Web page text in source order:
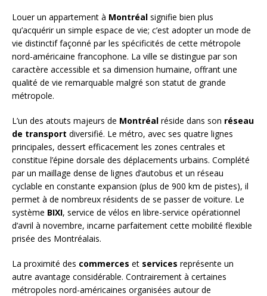
Louer un appartement à Montréal signifie bien plus
qu’acquérir un simple espace de vie; c’est adopter un mode de
vie distinctif façonné par les spécificités de cette métropole
nord-américaine francophone. La ville se distingue par son
caractère accessible et sa dimension humaine, offrant une
qualité de vie remarquable malgré son statut de grande
métropole.
L’un des atouts majeurs de Montréal réside dans son réseau
de transport diversifié. Le métro, avec ses quatre lignes
principales, dessert efficacement les zones centrales et
constitue l’épine dorsale des déplacements urbains. Complété
par un maillage dense de lignes d’autobus et un réseau
cyclable en constante expansion (plus de 900 km de pistes), il
permet à de nombreux résidents de se passer de voiture. Le
système BIXI, service de vélos en libre-service opérationnel
d’avril à novembre, incarne parfaitement cette mobilité flexible
prisée des Montréalais.
La proximité des commerces et services représente un
autre avantage considérable. Contrairement à certaines
métropoles nord-américaines organisées autour de